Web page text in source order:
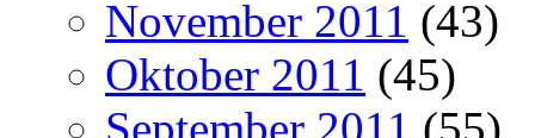
November 2011 (43)
Oktober 2011 (45)